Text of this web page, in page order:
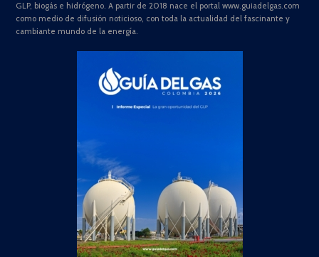
GLP, biogás e hidrógeno. A partir de 2018 nace el portal www.guiadelgas.com
como medio de difusión noticioso, con toda la actualidad del fascinante y
cambiante mundo de la energía.